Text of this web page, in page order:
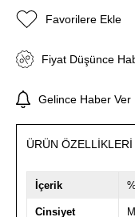
Favorilere Ekle
Fiyat Düşünce
Gelince Haber Ver
ÜRÜN ÖZELLIKLERI
İçerik
Cinsiyet